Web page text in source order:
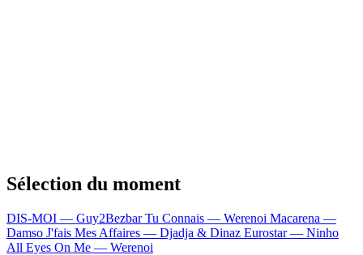
Sélection du moment
DIS-MOI — Guy2BezbarTu Connais — Werenoi Macarena —
Damso J'fais Mes Affaires — Djadja & Dinaz Eurostar — Ninho
All Eyes On Me — Werenoi